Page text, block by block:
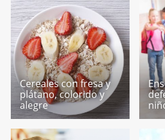
Cereales con fresa y
plátano, colorido y
alegre